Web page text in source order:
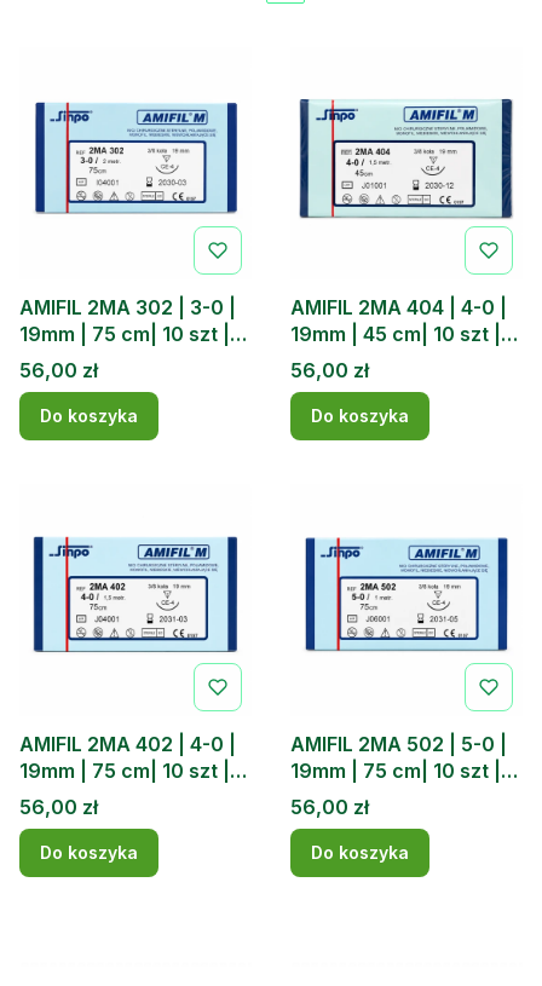
AMIFIL 2MA 302 | 3-0 |
19mm | 75 cm| 10 szt |
Nici chirurgiczne
|Niewchłanialne
Cena
56,00 zł
Do koszyka
AMIFIL 2MA 404 | 4-0 |
19mm | 45 cm| 10 szt |
Nici chirurgiczne
|Niewchłanialne
Cena
56,00 zł
Do koszyka
AMIFIL 2MA 402 | 4-0 |
19mm | 75 cm| 10 szt |
Nici chirurgiczne
|Niewchłanialne
Cena
56,00 zł
Do koszyka
AMIFIL 2MA 502 | 5-0 |
19mm | 75 cm| 10 szt |
Nici chirurgiczne
|Niewchłanialne
Cena
56,00 zł
Do koszyka